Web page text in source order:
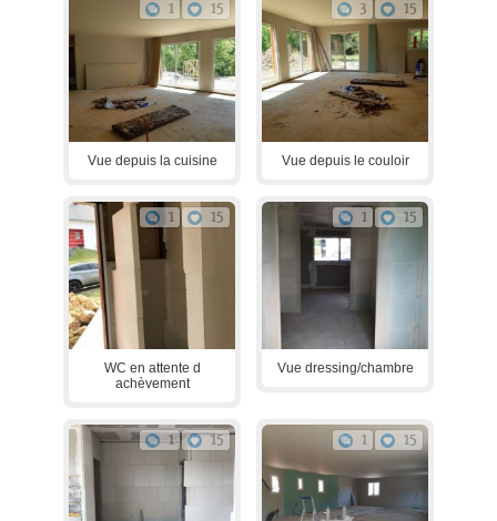
1 15
Vue depuis la cuisine
3 15
Vue depuis le couloir
1 15
WC en attente d
achèvement
1 15
Vue dressing/chambre
1 15 1 15